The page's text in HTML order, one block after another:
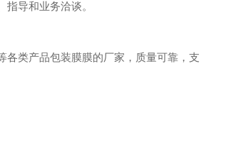
导和业务洽谈。
各类产品包装膜膜的厂家，质量可靠，支